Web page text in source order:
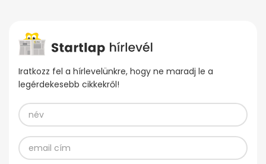
Iratkozz fel a hírlevelünkre, hogy ne maradj le a
legérdekesebb cikkekről!